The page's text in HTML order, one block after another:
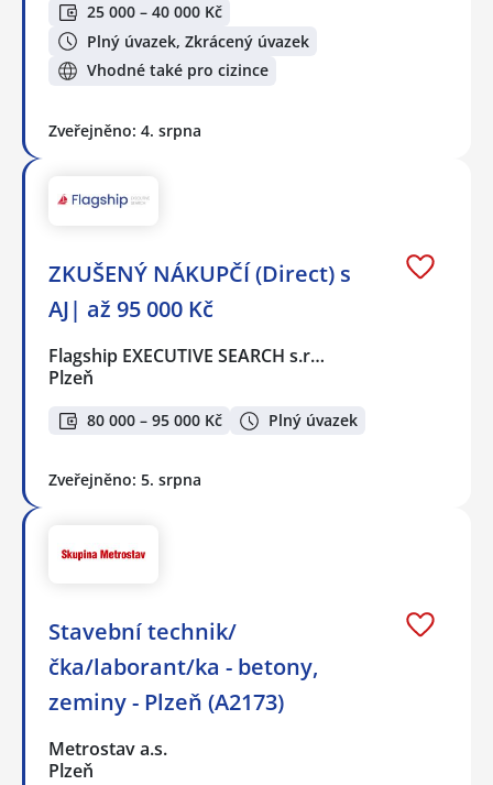
25 000 – 40 000 Kč
Plný úvazek, Zkrácený úvazek
Vhodné také pro cizince
Zveřejněno: 4. srpna
ZKUŠENÝ NÁKUPČÍ (Direct) s
AJ| až 95 000 Kč
Flagship EXECUTIVE SEARCH s.r…
Plzeň
80 000 – 95 000 Kč Plný úvazek
Zveřejněno: 5. srpna
Stavební technik/
čka/laborant/ka - betony,
zeminy - Plzeň (A2173)
Metrostav a.s.
Plzeň